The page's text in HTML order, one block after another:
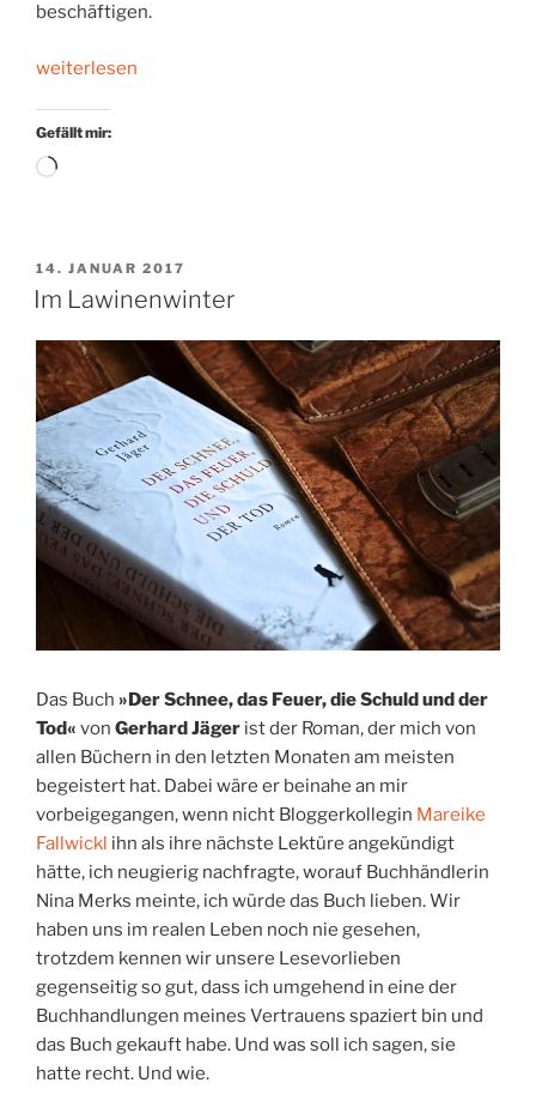
beschäftigen.
„Das
Ein
Leseprojekt“
weiterlesen
Gefällt mir:
Wird
VERÖFFENTLICHT
AM
14. JANUAR 2017
Im Lawinenwinter
Das Buch »Der Schnee, das Feuer, die Schuld und der
Tod« von Gerhard Jäger ist der Roman, der mich von
allen Büchern in den letzten Monaten am meisten
begeistert hat. Dabei wäre er beinahe an mir
vorbeigegangen, wenn nicht Bloggerkollegin Mareike
Fallwickl ihn als ihre nächste Lektüre angekündigt
hätte, ich neugierig nachfragte, worauf Buchhändlerin
Nina Merks meinte, ich würde das Buch lieben. Wir
haben uns im realen Leben noch nie gesehen,
trotzdem kennen wir unsere Lesevorlieben
gegenseitig so gut, dass ich umgehend in eine der
Buchhandlungen meines Vertrauens spaziert bin und
das Buch gekauft habe. Und was soll ich sagen, sie
hatte recht. Und wie.